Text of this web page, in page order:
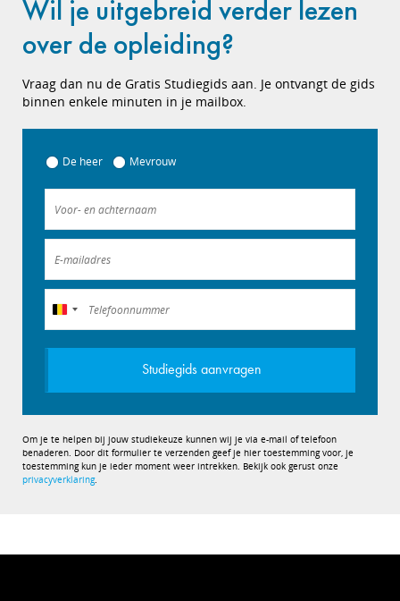
Wil je uitgebreid verder lezen
over de opleiding?
Vraag dan nu de Gratis Studiegids aan. Je ontvangt de gids
binnen enkele minuten in je mailbox.
De heer Mevrouw
België
+32
Studiegids aanvragen
Om je te helpen bij jouw studiekeuze kunnen wij je via e-mail of telefoon
benaderen. Door dit formulier te verzenden geef je hier toestemming voor, je
toestemming kun je ieder moment weer intrekken. Bekijk ook gerust onze
privacyverklaring.